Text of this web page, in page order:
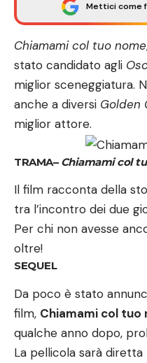
Mettici come
Chiamami col tuo nome
stato candidato agli
miglior sceneggiatura.
anche a diversi Golden
miglior attore.
TRAMA– Chiamami col
Il film racconta della
tra l’incontro dei due
Per chi non avesse
oltre!
SEQUEL
Da poco è stato
film, Chiamami col tuo
qualche anno dopo,
La pellicola sarà